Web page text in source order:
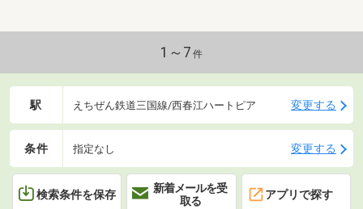
1～7 件
駅 えちぜん鉄道三国線/西春江ハートピア 変更する
条件 指定なし 変更する
検索条件を保存
新着メールを受
取る
アプリで探す